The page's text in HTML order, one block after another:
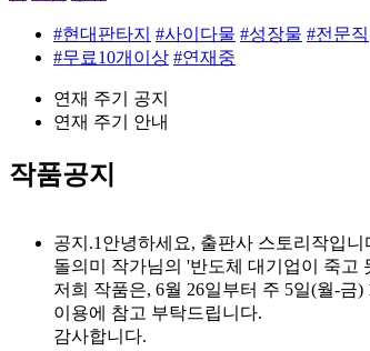
#현대판타지 #사이다물 #성장물 #전문직
#무료10개이상 #연재중
연재 주기 공지
연재 주기 안내
작품공지
공지.1 안녕하세요, 출판사 스토리작입니
돌의미 작가님의 '반도체 대기업이 죽고
저희 작품은, 6월 26일부터 주 5일(월-금
이용에 참고 부탁드립니다.
감사합니다.